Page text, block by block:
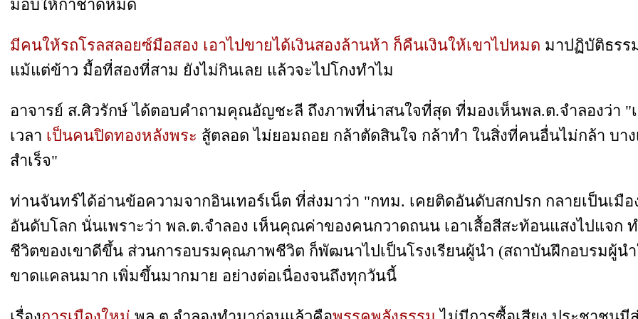
มอบให้กาชาดหมด
มีคนให้รถโรลสลอยซ์มือสอง เอาไปขายได้เงินสองล้านห้า ก็คืนเงินให้เขาไปหมด มาปฏิบัติธรร
แม้แต่ข้าว มื้อที่สองที่สาม ยังไม่กินเลย แล้วจะไปโกงทำไม
อาจารย์ ส.ศิวรักษ์ ได้ตอบคำถามคุณอัญชะลี ถึงภาพที่น่าสนใจที่สุด ที่มองเห็นพล.ต.จำลองว่า "
เวลา เป็นคนปิดทองหลังพระ สู้ตลอด ไม่ยอมถอย กล้าตัดสินใจ กล้าทำ ในสิ่งที่คนอื่นไม่กล้า บา
สำเร็จ"
ท่านจันทร์ได้อ่านข้อความจากอินเทอร์เน็ต ที่ส่งมาว่า "กทม. เคยติดอันดับสกปรก กลายเป็นเมื
อันดับโลก นั่นเพราะว่า พล.ต.จำลอง เห็นคุณค่าของคนกวาดถนน เอาเสื้อสีสะท้อนแสงไปแจ
ชีวิตของเขาดีขึ้น ส่วนการอบรมคุณภาพชีวิต ก็พัฒนาไปเป็นโรงเรียนผู้นำ (สถาบันฝึกอบรมผู้น
ขาดแคลนมาก เพิ่มขึ้นมากมาย อย่างต่อเนื่องจนถึงทุกวันนี้